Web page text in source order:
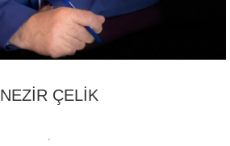
NEZİR ÇELİK